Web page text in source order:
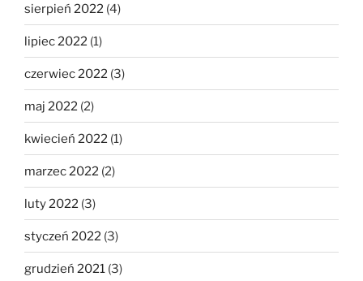
sierpień 2022 (4)
lipiec 2022 (1)
czerwiec 2022 (3)
maj 2022 (2)
kwiecień 2022 (1)
marzec 2022 (2)
luty 2022 (3)
styczeń 2022 (3)
grudzień 2021 (3)